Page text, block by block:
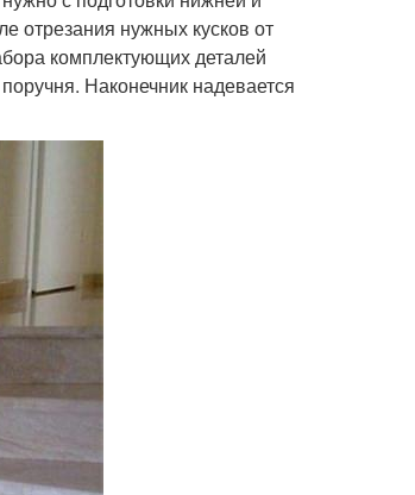
отрезания нужных кусков от
комплектующих деталей
Наконечник надевается